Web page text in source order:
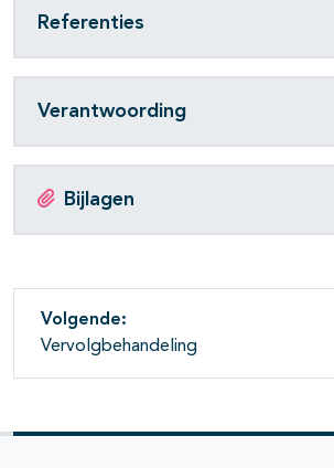
Referenties
Verantwoording
Bijlagen
Volgende:
Vervolgbehandeling